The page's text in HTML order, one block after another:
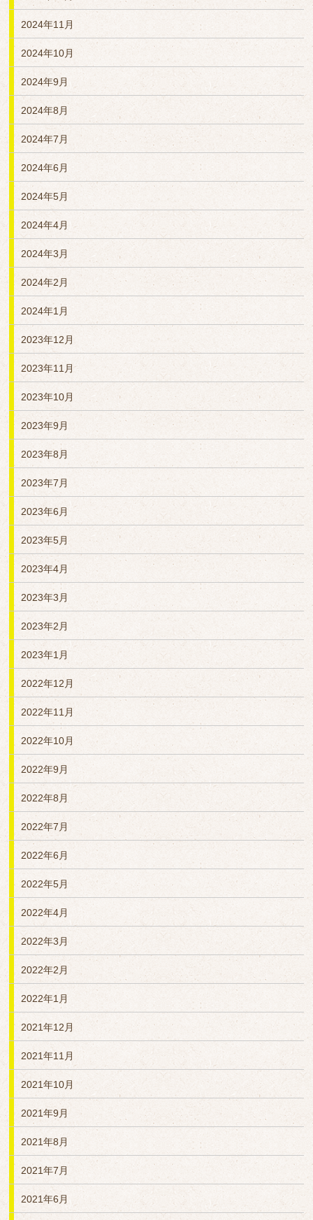
2024年11月
2024年10月
2024年9月
2024年8月
2024年7月
2024年6月
2024年5月
2024年4月
2024年3月
2024年2月
2024年1月
2023年12月
2023年11月
2023年10月
2023年9月
2023年8月
2023年7月
2023年6月
2023年5月
2023年4月
2023年3月
2023年2月
2023年1月
2022年12月
2022年11月
2022年10月
2022年9月
2022年8月
2022年7月
2022年6月
2022年5月
2022年4月
2022年3月
2022年2月
2022年1月
2021年12月
2021年11月
2021年10月
2021年9月
2021年8月
2021年7月
2021年6月